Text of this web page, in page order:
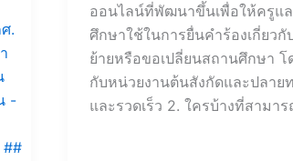
ออนไลน์ที่พัฒนาขึ้นเพื่อให้ครูแ
ศึกษาใช้ในการยื่นคำร้องเกี่ยว
ย้ายหรือขอเปลี่ยนสถานศึกษา โ
กับหน่วยงานต้นสังกัดและปลาย
และรวดเร็ว 2. ใครบ้างที่สามาร